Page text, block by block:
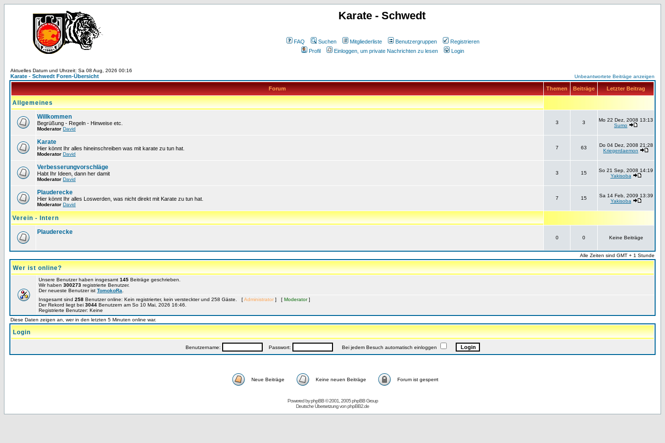
Karate - Schwedt
FAQ Suchen Mitgliederliste Benutzergruppen
Registrieren
Profil
Einloggen, um private Nachrichten zu lesen Login
Aktuelles Datum und Uhrzeit: Sa 08 Aug, 2026 00:16
Karate - Schwedt Foren-Übersicht Unbeantwortete Beiträge anzeigen
Forum Themen Beiträge Letzter Beitrag
Allgemeines
Willkommen
Begrüßung - Regeln - Hinweise etc.
Moderator David
3 3
Mo 22 Dez, 2008 13:13
Sumo
Karate
Hier könnt Ihr alles hineinschreiben was mit karate zu tun hat.
Moderator David
7 63
Do 04 Dez, 2008 21:28
Kriegerdaemon
Verbesserungvorschläge
Habt Ihr Ideen, dann her damit
Moderator David
3 15
So 21 Sep, 2008 14:19
Yakisoba
Plauderecke
Hier könnt Ihr alles Loswerden, was nicht direkt mit Karate zu tun hat.
Moderator David
7 15
Sa 14 Feb, 2009 13:39
Yakisoba
Verein - Intern
Plauderecke
0 0 Keine Beiträge
Alle Zeiten sind GMT + 1 Stunde
Wer ist online?
Unsere Benutzer haben insgesamt 145 Beiträge geschrieben.
Wir haben 300273 registrierte Benutzer.
Der neueste Benutzer ist TomokoRa
Insgesamt sind 258 Benutzer online: Kein registrierter, kein versteckter und 258 Gäste. [Administrator ] [ Moderator]
Der Rekord liegt bei 3044 Benutzern am So 10 Mai, 2026 16:46.
Registrierte Benutzer: Keine
Diese Daten zeigen an, wer in den letzten 5 Minuten online war.
Login
Benutzername: Passwort: Bei jedem Besuch automatisch einloggen
Neue Beiträge Keine neuen Beiträge Forum ist gesperrt
Powered byphpBB© 2001, 2005 phpBB Group
Deutsche Übersetzung vonphpBB2.de